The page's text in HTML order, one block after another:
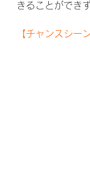
きることができ
【チャンスシーン